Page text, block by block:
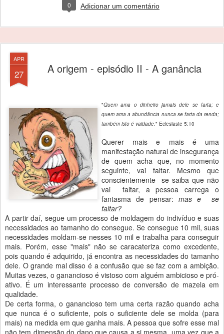
0 Adicionar um comentário
APR
27 A origem - episódio II - A ganância
"Quem ama o dinheiro jamais dele se farta; e
quem ama a abundância nunca se farta da renda;
também isto é vaidade." Eclesiaste 5:10
Querer mais e mais é uma
manifestação natural de insegurança
de quem acha que, no momento
seguinte, vai faltar. Mesmo que
conscientemente se saiba que não
vai faltar, a pessoa carrega o
fantasma de pensar: mas e se
faltar?
A partir daí, segue um processo de moldagem do indivíduo e suas
necessidades ao tamanho do consegue. Se consegue 10 mil, suas
necessidades moldam-se nesses 10 mil e trabalha para conseguir
mais. Porém, esse "mais" não se caracateriza como excedente,
pois quando é adquirido, já encontra as necessidades do tamanho
dele. O grande mal disso é a confusão que se faz com a ambição.
Muitas vezes, o ganancioso é vistoso com alguém ambicioso e pró-
ativo. É um interessante processo de conversão de mazela em
qualidade.
De certa forma, o ganancioso tem uma certa razão quando acha
que nunca é o suficiente, pois o suficiente dele se molda (para
mais) na medida em que ganha mais. A pessoa que sofre esse mal
não tem dimensão do dano que causa a si mesma, uma vez que a